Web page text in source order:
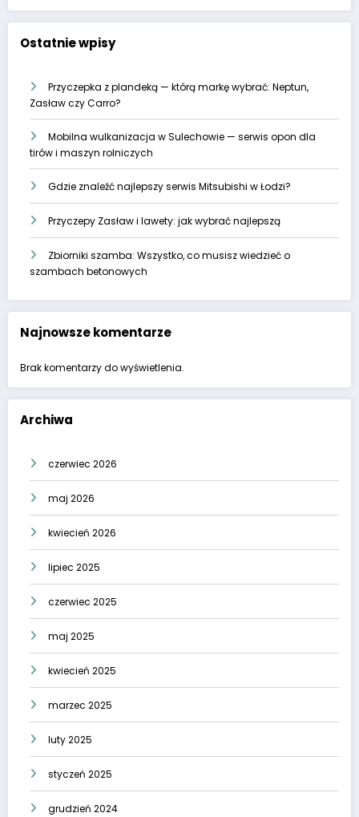
Ostatnie wpisy
Przyczepka z plandeką — którą markę wybrać: Neptun,
Zasław czy Carro?
Mobilna wulkanizacja w Sulechowie — serwis opon dla
tirów i maszyn rolniczych
Gdzie znaleźć najlepszy serwis Mitsubishi w Łodzi?
Przyczepy Zasław i lawety: jak wybrać najlepszą
Zbiorniki szamba: Wszystko, co musisz wiedzieć o
szambach betonowych
Najnowsze komentarze
Brak komentarzy do wyświetlenia.
Archiwa
czerwiec 2026
maj 2026
kwiecień 2026
lipiec 2025
czerwiec 2025
maj 2025
kwiecień 2025
marzec 2025
luty 2025
styczeń 2025
grudzień 2024